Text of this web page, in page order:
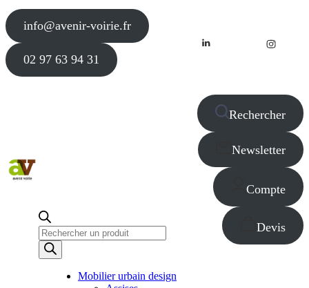
info@avenir-voirie.fr
02 97 63 94 31
Recherche
de
produits
Rechercher
Newsletter
Compte
Devis
Mobilier urbain design